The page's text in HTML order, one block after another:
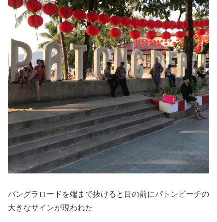
バングラロードを端まで抜けると目の前にパトンビーチの
大きなサインが現われた